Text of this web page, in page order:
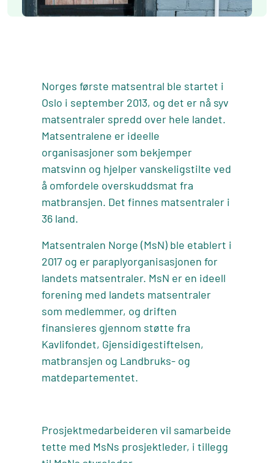
Norges første matsentral ble startet i
Oslo i september 2013, og det er nå syv
matsentraler spredd over hele landet.
Matsentralene er ideelle
organisasjoner som bekjemper
matsvinn og hjelper vanskeligstilte ved
å omfordele overskuddsmat fra
matbransjen. Det finnes matsentraler i
36 land.
Matsentralen Norge (MsN) ble etablert i
2017 og er paraplyorganisasjonen for
landets matsentraler. MsN er en ideell
forening med landets matsentraler
som medlemmer, og driften
finansieres gjennom støtte fra
Kavlifondet, Gjensidigestiftelsen,
matbransjen og Landbruks- og
matdepartementet.
Prosjektmedarbeideren vil samarbeide
tette med MsNs prosjektleder, i tillegg